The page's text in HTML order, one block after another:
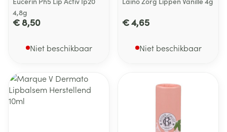
4,8g
€ 8,50
Niet beschikbaar
€ 4,65
Niet beschikbaar